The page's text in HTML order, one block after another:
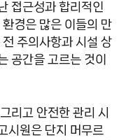
접근성과 합리적인
경은 많은 이들의 만
주의사항과 시설 상
공간을 고르는 것이
리고 안전한 관리 시
시원은 단지 머무르